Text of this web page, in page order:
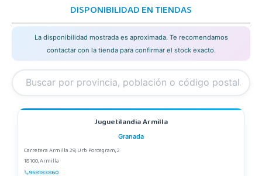
DISPONIBILIDAD EN TIENDAS
La disponibilidad mostrada es aproximada. Te recomendamos
contactar con la tienda para confirmar el stock exacto.
Juguetilandia Armilla
Granada
Carretera Armilla 29, Urb. Porcegram, 2
18100, Armilla
958183860